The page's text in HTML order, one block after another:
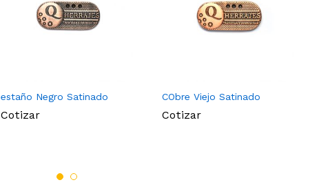
estaño Negro Satinado
Cotizar
CObre Viejo Satinado
Cotizar